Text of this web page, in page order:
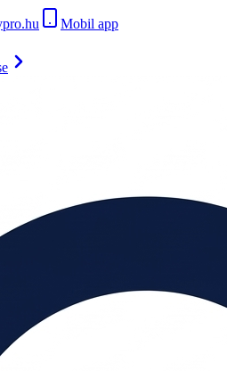
Mobil app